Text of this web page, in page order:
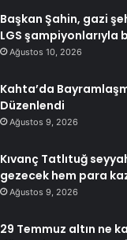
Başkan Şahin, gazi
LGS şampiyonlarıyla
Ağustos 10, 2026
Kahta’da
Düzenlendi
Ağustos 9, 2026
Kıvanç Tatlıtuğ
gezecek hem para
Ağustos 9, 2026
29 Temmuz altın ne